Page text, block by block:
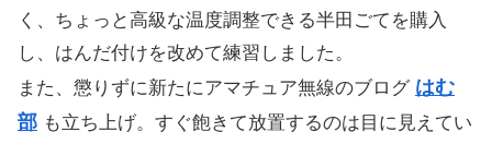
く、ちょっと高級な温度調整できる半田ごてを購入
し、はんだ付けを改めて練習しました。
また、懲りずに新たにアマチュア無線のブログ はむ
部 も立ち上げ。すぐ飽きて放置するのは目に見えてい